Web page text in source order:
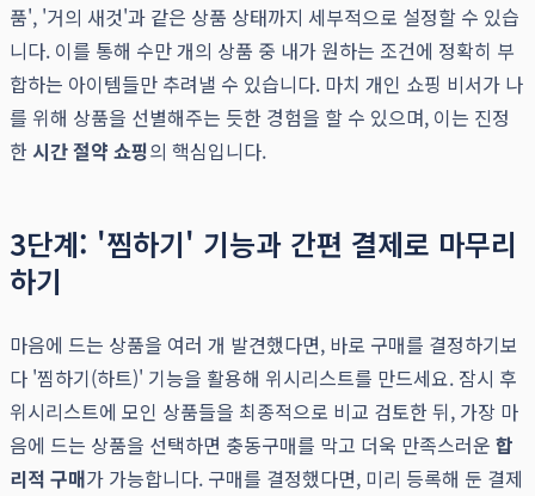
품', '거의 새것'과 같은 상품 상태까지 세부적으로 설정할 수 있습
니다. 이를 통해 수만 개의 상품 중 내가 원하는 조건에 정확히 부
합하는 아이템들만 추려낼 수 있습니다. 마치 개인 쇼핑 비서가 나
를 위해 상품을 선별해주는 듯한 경험을 할 수 있으며, 이는 진정
한시간 절약 쇼핑의 핵심입니다.
3단계: '찜하기' 기능과 간편 결제로 마무리
하기
마음에 드는 상품을 여러 개 발견했다면, 바로 구매를 결정하기보
다 '찜하기(하트)' 기능을 활용해 위시리스트를 만드세요. 잠시 후
위시리스트에 모인 상품들을 최종적으로 비교 검토한 뒤, 가장 마
음에 드는 상품을 선택하면 충동구매를 막고 더욱 만족스러운 합
리적 구매가 가능합니다. 구매를 결정했다면, 미리 등록해 둔 결제